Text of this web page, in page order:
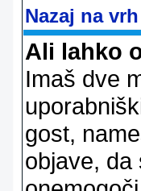
Nazaj na vrh
Ali lahko
Imaš dve
gost,
objave, da